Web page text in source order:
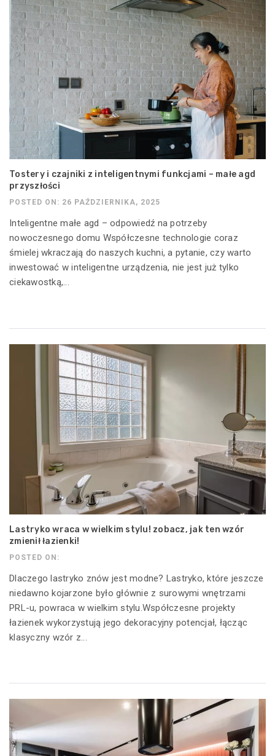
Tostery i czajniki z inteligentnymi funkcjami – małe agd
przyszłości
POSTED ON: 26 PAŹDZIERNIKA, 2025
Inteligentne małe agd – odpowiedź na potrzeby
nowoczesnego domu Współczesne technologie coraz
śmielej wkraczają do naszych kuchni, a pytanie, czy warto
inwestować w inteligentne urządzenia, nie jest już tylko
ciekawostką,...
Lastryko wraca w wielkim stylu! zobacz, jak ten wzór
zmienił łazienki!
POSTED ON:
Dlaczego lastryko znów jest modne? Lastryko, które jeszcze
niedawno kojarzone było głównie z surowymi wnętrzami
PRL-u, powraca w wielkim stylu.Współczesne projekty
łazienek wykorzystują jego dekoracyjny potencjał, łącząc
klasyczny wzór z...